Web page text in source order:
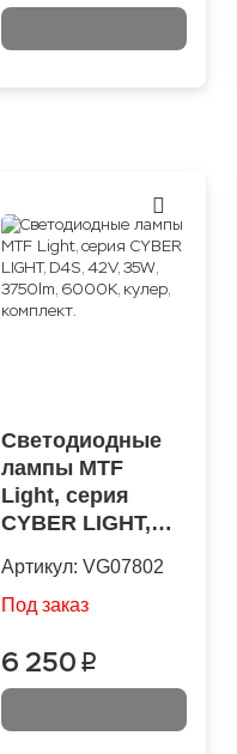
Светодиодные
лампы MTF
Light, серия
CYBER LIGHT,
3750lm, 6000K,
кулер, комплект.
Артикул:VG07802
Под заказ
6 250 p